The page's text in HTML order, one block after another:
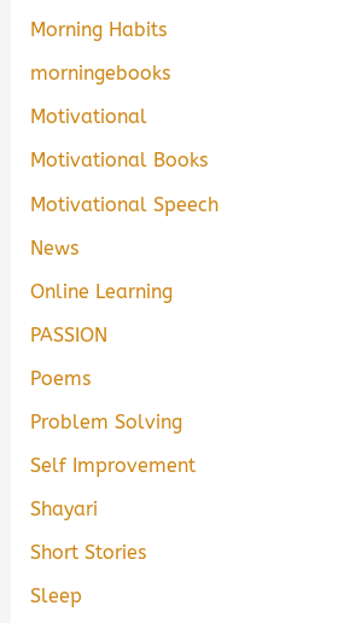
Morning Habits
morningebooks
Motivational
Motivational Books
Motivational Speech
News
Online Learning
PASSION
Poems
Problem Solving
Self Improvement
Shayari
Short Stories
Sleep